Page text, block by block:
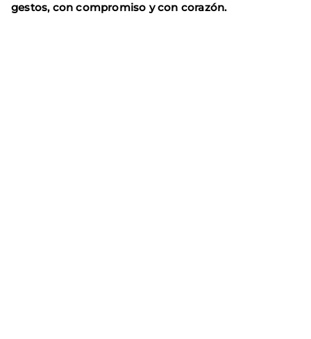
gestos, con compromiso y con corazón.